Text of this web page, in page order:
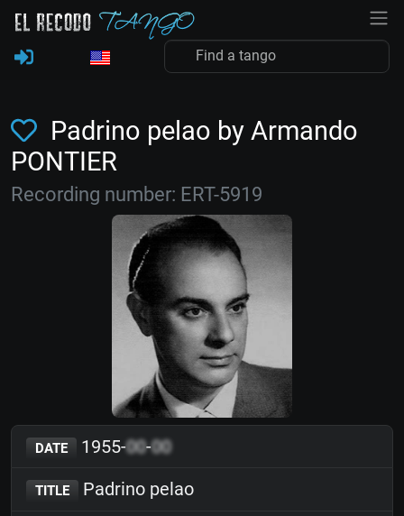
Padrino pelao by Armando
PONTIER
Recording number: ERT-5919
DATE 1955-00-00
TITLE Padrino pelao